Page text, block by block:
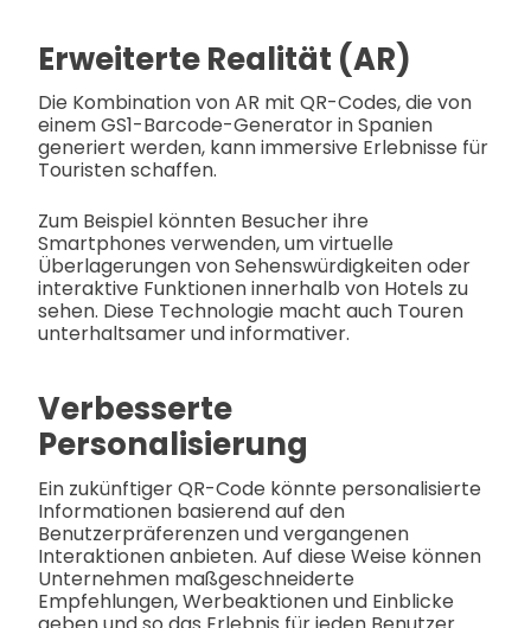
Erweiterte Realität (AR)
Die Kombination von AR mit QR-Codes, die von
einem GS1-Barcode-Generator in Spanien
generiert werden, kann immersive Erlebnisse für
Touristen schaffen.
Zum Beispiel könnten Besucher ihre
Smartphones verwenden, um virtuelle
Überlagerungen von Sehenswürdigkeiten oder
interaktive Funktionen innerhalb von Hotels zu
sehen. Diese Technologie macht auch Touren
unterhaltsamer und informativer.
Verbesserte
Personalisierung
Ein zukünftiger QR-Code könnte personalisierte
Informationen basierend auf den
Benutzerpräferenzen und vergangenen
Interaktionen anbieten. Auf diese Weise können
Unternehmen maßgeschneiderte
Empfehlungen, Werbeaktionen und Einblicke